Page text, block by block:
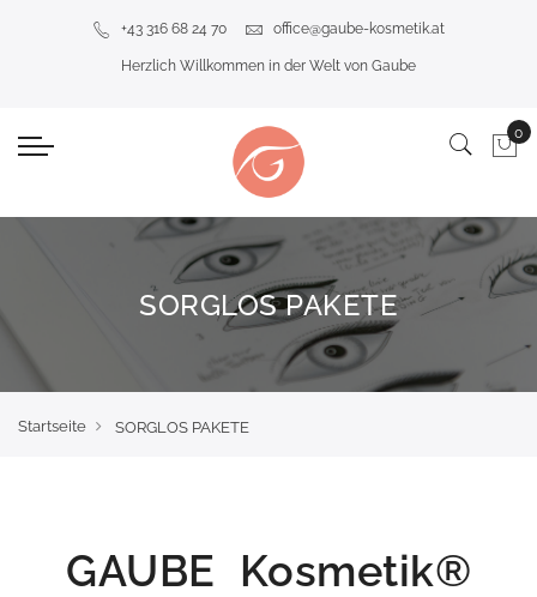
+43 316 68 24 70 office@gaube-kosmetik.at
Herzlich Willkommen in der Welt von Gaube
SORGLOS PAKETE
Startseite SORGLOS PAKETE
GAUBE Kosmetik®